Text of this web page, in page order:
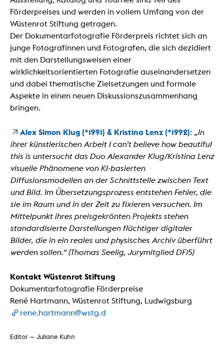
Förderpreises und werden in vollem Umfang von der
Wüstenrot Stiftung getragen.
Der Dokumentarfotografie Förderpreis richtet sich an
junge Fotografinnen und Fotografen, die sich dezidiert
mit den Darstellungsweisen einer
wirklichkeitsorientierten Fotografie auseinandersetzen
und dabei thematische Zielsetzungen und formale
Aspekte in einen neuen Diskussionszusammenhang
bringen.
Alex Simon Klug (*1991) & Kristina Lenz (*1992): „In
ihrer künstlerischen Arbeit I can’t believe how beautiful
this is untersucht das Duo Alexander Klug/Kristina Lenz
visuelle Phänomene von KI-basierten
Diffusionsmodellen an der Schnittstelle zwischen Text
und Bild. Im Übersetzungsprozess entstehen Fehler, die
sie im Raum und in der Zeit zu fixieren versuchen. Im
Mittelpunkt ihres preisgekrönten Projekts stehen
standardisierte Darstellungen flüchtiger digitaler
Bilder, die in ein reales und physisches Archiv überführt
werden sollen.“ (Thomas Seelig, Jurymitglied DF15)
Kontakt Wüstenrot Stiftung
Dokumentarfotografie Förderpreise
René Hartmann, Wüstenrot Stiftung, Ludwigsburg
rene.hartmann@wstg.d
Editor — Juliane Kuhn